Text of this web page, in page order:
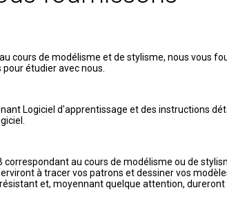
cours de modélisme et de stylisme, nous vous
étudier avec nous.
Logiciel d'apprentissage et des instructions
correspondant au cours de modélisme ou de
à tracer vos patrons et dessiner vos
et, moyennant quelque attention, dureront